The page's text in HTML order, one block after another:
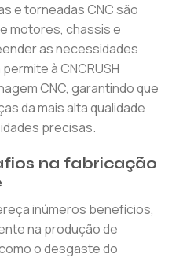
e torneadas CNC são
motores, chassis e
as necessidades
à CNCRUSH
CNC, garantindo que
da mais alta qualidade
precisas.
na fabricação
inúmeros benefícios,
na produção de
o desgaste do